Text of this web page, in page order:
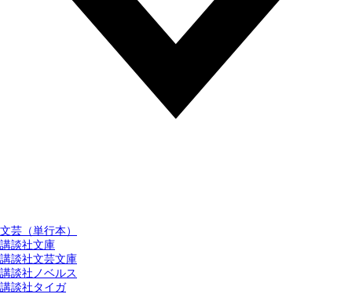
文芸（単行本）
講談社文庫
講談社文芸文庫
講談社ノベルス
講談社タイガ